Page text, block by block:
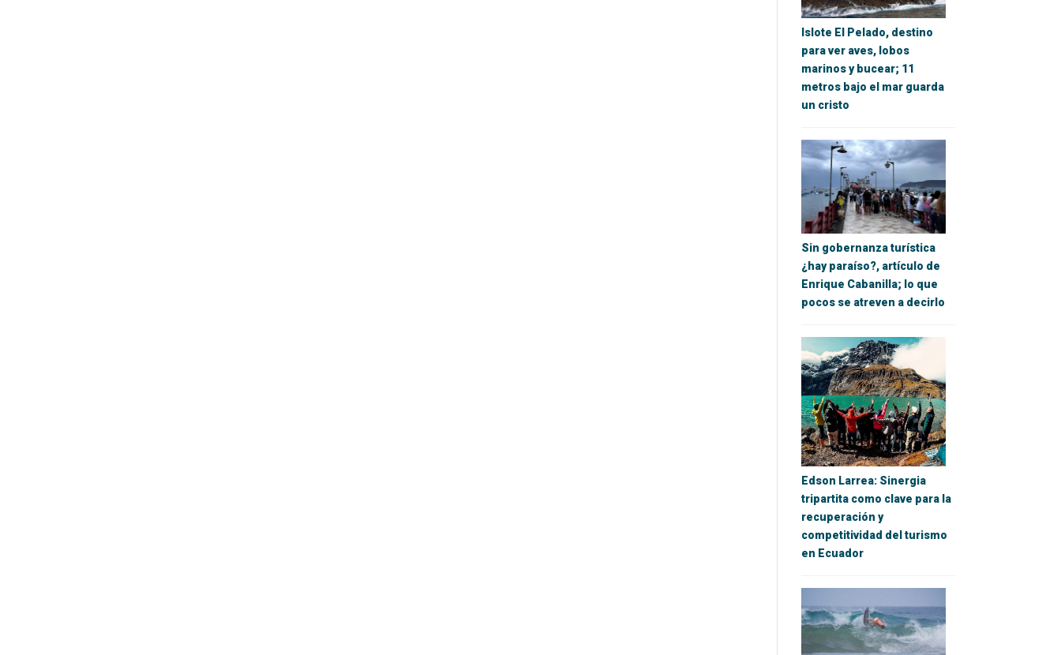
Islote El Pelado, destino
para ver aves, lobos
marinos y bucear; 11
metros bajo el mar guarda
un cristo
Sin gobernanza turística
¿hay paraíso?, artículo de
Enrique Cabanilla; lo que
pocos se atreven a decirlo
Edson Larrea: Sinergia
tripartita como clave para la
recuperación y
competitividad del turismo
en Ecuador